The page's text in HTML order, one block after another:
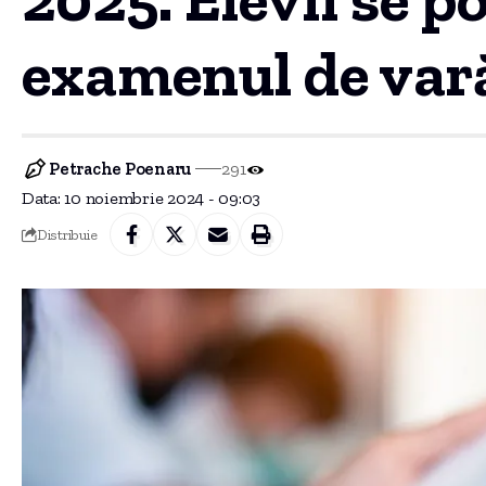
examenul de
Data: 10 noiembrie 2024 - 09:03
Petrache Poenaru 291
Distribuie